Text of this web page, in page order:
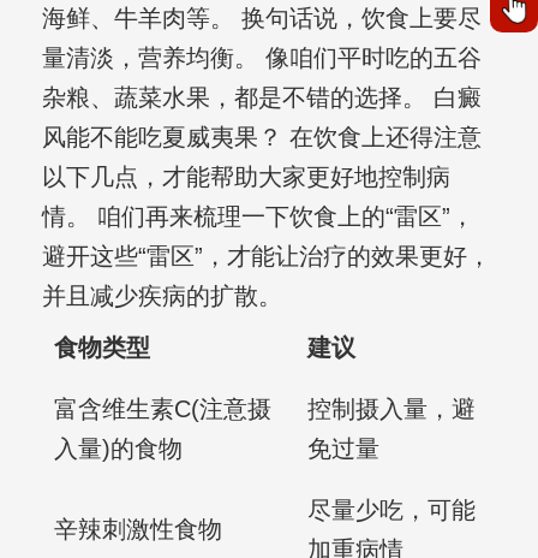
海鲜、牛羊肉等。 换句话说，饮食上要尽
量清淡，营养均衡。 像咱们平时吃的五谷
杂粮、蔬菜水果，都是不错的选择。 白癜
风能不能吃夏威夷果？ 在饮食上还得注意
以下几点，才能帮助大家更好地控制病
情。 咱们再来梳理一下饮食上的“雷区”，
避开这些“雷区”，才能让治疗的效果更好，
并且减少疾病的扩散。
食物类型
建议
富含维生素C(注意摄
入量)的食物
控制摄入量，避
免过量
辛辣刺激性食物
尽量少吃，可能
加重病情